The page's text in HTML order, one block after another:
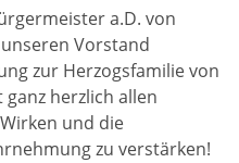
a.D. von
Vorstand
zur Herzogsfamilie von
herzlich allen
und die
zu verstärken!